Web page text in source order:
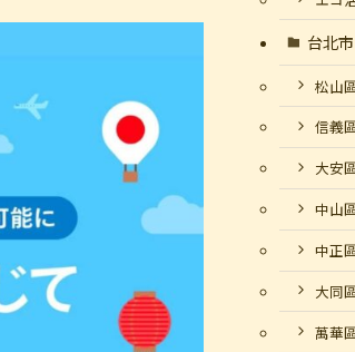
台北市
松山
信義
大安
中山
中正
大同
萬華